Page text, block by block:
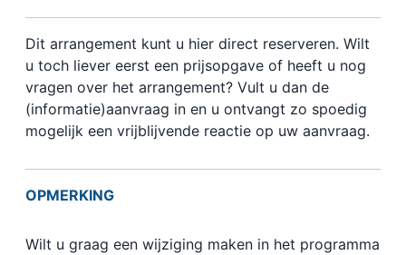
Dit arrangement kunt u hier direct reserveren. Wilt
u toch liever eerst een prijsopgave of heeft u nog
vragen over het arrangement? Vult u dan de
(informatie)aanvraag in en u ontvangt zo spoedig
mogelijk een vrijblijvende reactie op uw aanvraag.
OPMERKING
Wilt u graag een wijziging maken in het programma